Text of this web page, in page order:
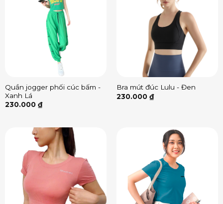
Quần jogger phối cúc bấm -
Xanh Lá
230.000 ₫
Bra mút đúc Lulu - Đen
230.000 ₫